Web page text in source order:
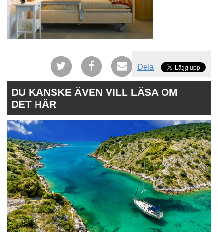
Dela
DU KANSKE ÄVEN VILL LÄSA OM
DET HÄR